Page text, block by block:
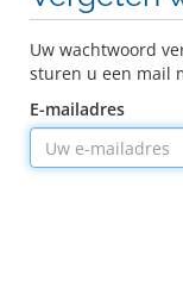
Uw wachtwoord
sturen u een mail
E-mailadres